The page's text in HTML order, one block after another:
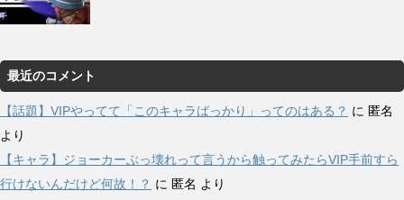
最近のコメント
【話題】VIPやってて「このキャラばっかり」ってのはある？ に 匿名
より
【キャラ】ジョーカーぶっ壊れって言うから触ってみたらVIP手前すら
行けないんだけど何故！？ に 匿名 より